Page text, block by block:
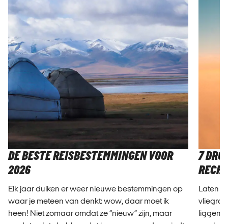
DE BESTE REISBESTEMMINGEN VOOR
2026
Elk jaar duiken er weer nieuwe bestemmingen op
waar je meteen van denkt: wow, daar moet ik
heen! Niet zomaar omdat ze “nieuw” zijn, maar
7
Laten
liggen